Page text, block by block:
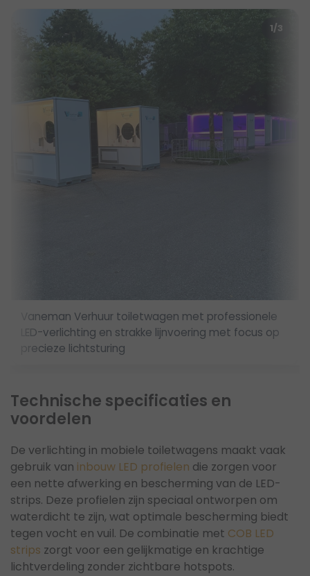
1/3
Vaneman Verhuur toiletwagen met professionele
LED-verlichting en strakke lijnvoering met focus op
precieze lichtsturing
Technische specificaties en
voordelen
De verlichting in mobiele toiletwagens maakt vaak
gebruik van inbouw LED profielen die zorgen voor
een nette afwerking en bescherming van de LED-
strips. Deze profielen zijn speciaal ontworpen om
waterdicht te zijn, wat optimale bescherming biedt
tegen vocht en vuil. De combinatie met COB LED
strips zorgt voor een gelijkmatige en krachtige
lichtverdeling zonder zichtbare hotspots.